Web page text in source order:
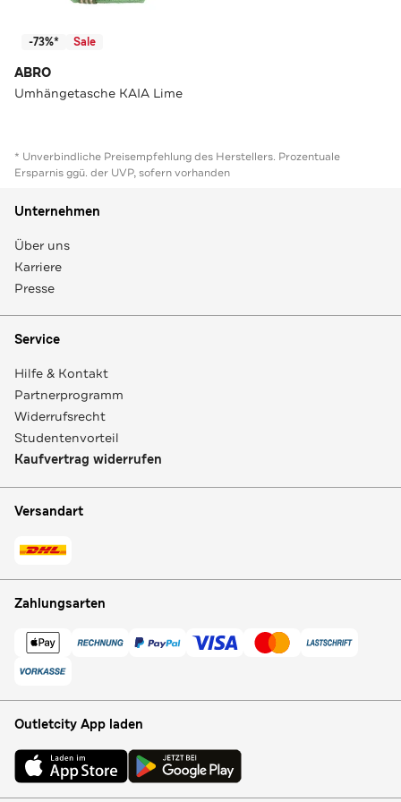
-73%* Sale
ABRO
Umhängetasche KAIA Lime
* Unverbindliche Preisempfehlung des Herstellers. Prozentuale
Ersparnis ggü. der UVP, sofern vorhanden
Unternehmen
Über uns
Karriere
Presse
Service
Hilfe & Kontakt
Partnerprogramm
Widerrufsrecht
Studentenvorteil
Kaufvertrag widerrufen
Versandart
Zahlungsarten
Outletcity App laden